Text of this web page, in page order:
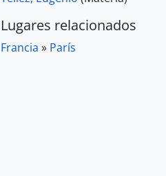
Lugares relacionados
Francia » París